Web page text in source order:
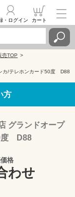
・ログイン カート
売TOP
カ/テレホンカード50度 D88
方
グランドオープ
度 D88
格
わせ